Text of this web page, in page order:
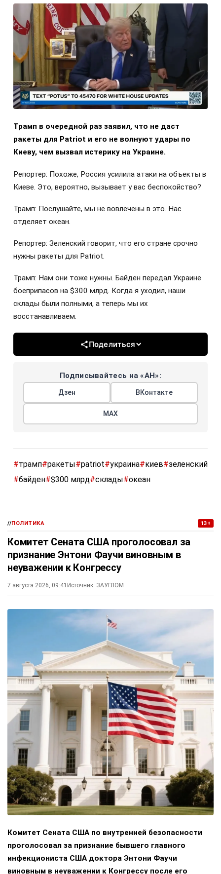
Трамп в очередной раз заявил, что не даст
ракеты для Patriot и его не волнуют удары по
Киеву, чем вызвал истерику на Украине.
Репортер: Похоже, Россия усилила атаки на объекты в
Киеве. Это, вероятно, вызывает у вас беспокойство?
Трамп: Послушайте, мы не вовлечены в это. Нас
отделяет океан.
Репортер: Зеленский говорит, что его стране срочно
нужны ракеты для Patriot.
Трамп: Нам они тоже нужны. Байден передал Украине
боеприпасов на $300 млрд. Когда я уходил, наши
склады были полными, а теперь мы их
восстанавливаем.
Поделиться
Подписывайтесь на «АН»:
Дзен ВКонтакте
МАХ
#трамп#ракеты#patriot#украина#киев#зеленский
#байден#$300 млрд#склады#океан
//ПОЛИТИКА 13+
Комитет Сената США проголосовал за
признание Энтони Фаучи виновным в
неуважении к Конгрессу
7 августа 2026, 09:41 Источник: ЗАУГЛОМ
Комитет Сената США по внутренней безопасности
проголосовал за признание бывшего главного
инфекциониста США доктора Энтони Фаучи
виновным в неуважении к Конгрессу после его